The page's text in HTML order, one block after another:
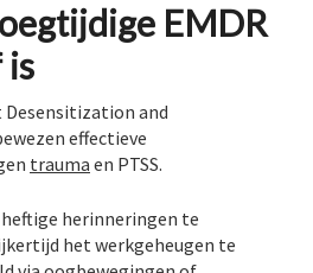
EMDR
is
Desensitization and
effectieve
trauma en PTSS.
herinneringen te
het werkgeheugen te